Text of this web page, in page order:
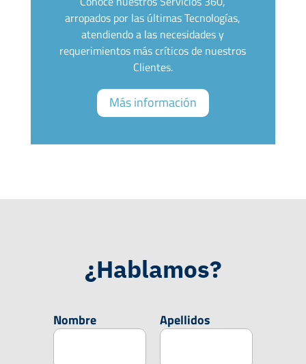
arropados por las últimas Tecnologías,
atendiendo a las necesidades y
requerimientos más críticos de nuestros
Clientes.
Más información
¿Hablamos?
Nombre Apellidos